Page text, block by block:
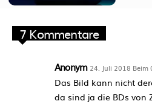
7 Kommentare
Anonym 24. Juli 2018 Beim
Das Bild kann nicht
da sind ja die BDs von